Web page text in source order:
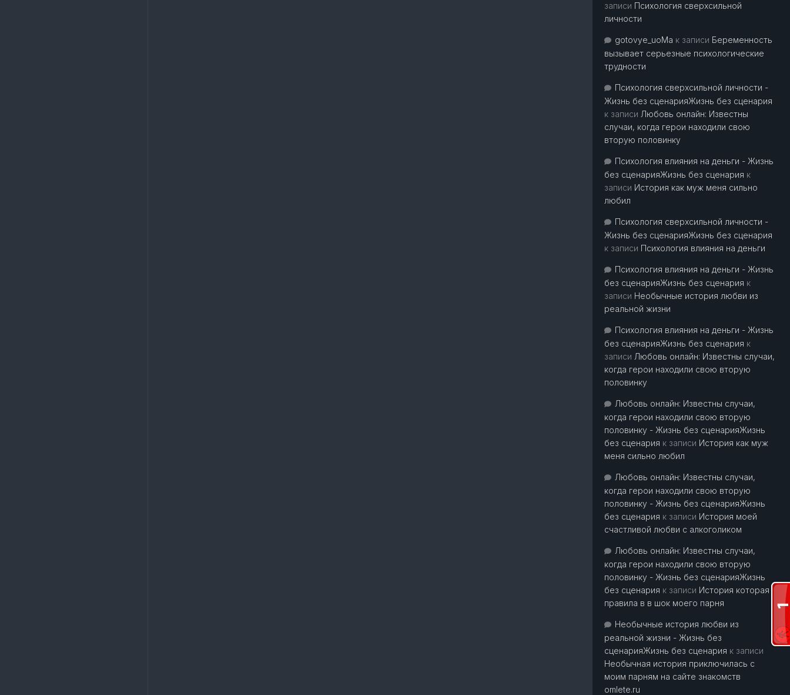
записи Психология сверхсильной
личности
gotovye_uoMa к записи Беременность
вызывает серьезные психологические
трудности
Психология сверхсильной личности -
Жизнь без сценарияЖизнь без сценария
к записи Любовь онлайн: Известны
случаи, когда герои находили свою
вторую половинку
Психология влияния на деньги - Жизнь
без сценарияЖизнь без сценария к
записи История как муж меня сильно
любил
Психология сверхсильной личности -
Жизнь без сценарияЖизнь без сценария
к записи Психология влияния на деньги
Психология влияния на деньги - Жизнь
без сценарияЖизнь без сценария к
записи Необычные история любви из
реальной жизни
Психология влияния на деньги - Жизнь
без сценарияЖизнь без сценария к
записи Любовь онлайн: Известны случаи,
когда герои находили свою вторую
половинку
Любовь онлайн: Известны случаи,
когда герои находили свою вторую
половинку - Жизнь без сценарияЖизнь
без сценария к записи История как муж
меня сильно любил
Любовь онлайн: Известны случаи,
когда герои находили свою вторую
половинку - Жизнь без сценарияЖизнь
без сценария к записи История моей
счастливой любви с алкоголиком
Любовь онлайн: Известны случаи,
когда герои находили свою вторую
половинку - Жизнь без сценарияЖизнь
без сценария к записи История которая
правила в в шок моего парня
Необычные история любви из
реальной жизни - Жизнь без
сценарияЖизнь без сценария к записи
Необычная история приключилась с
моим парням на сайте знакомств
omlete.ru